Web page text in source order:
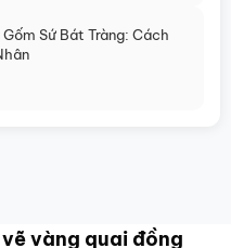
Sứ Bát Tràng: Cách
vàng quai đồng